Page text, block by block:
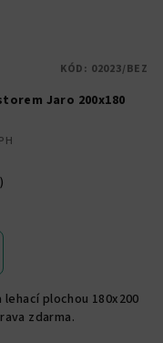
Jaro 200x180
plochou 180x200
zdarma.
KÓD: 02023/BEZ